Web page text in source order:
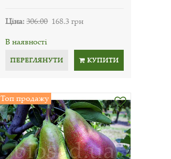
Ціна:306.00 168.3 грн
В наявності
ПЕРЕГЛЯНУТИ КУПИТИ
Топ продажу